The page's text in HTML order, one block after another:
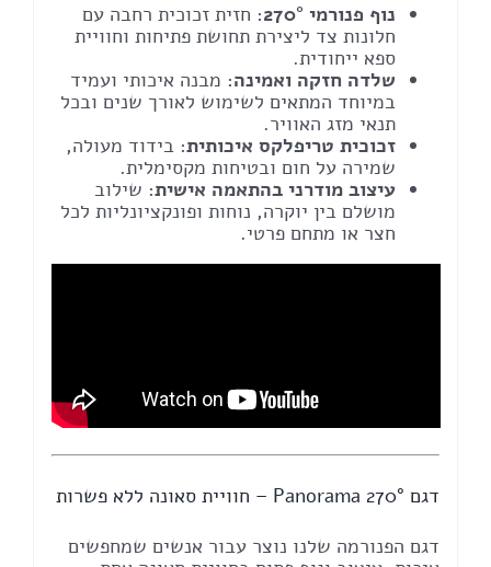
נוף פנורמי 270°
: חזית זכוכית רחבה עם
חלונות צד ליצירת תחושת פתיחות וחוויית
ספא ייחודית.
שלדה חזקה ואמינה: מבנה איכותי ועמיד
במיוחד המתאים לשימוש לאורך שנים ובכל
תנאי מזג האוויר.
זכוכית טריפלקס איכותית: בידוד מעולה,
שמירה על חום ובטיחות מקסימלית.
עיצוב מודרני בהתאמה אישית: שילוב
מושלם בין יוקרה, נוחות ופונקציונליות לכל
חצר או מתחם פרטי.
דגם Panorama 270° – חוויית סאונה ללא פשרות
דגם הפנורמה שלנו נוצר עבור אנשים שמחפשים